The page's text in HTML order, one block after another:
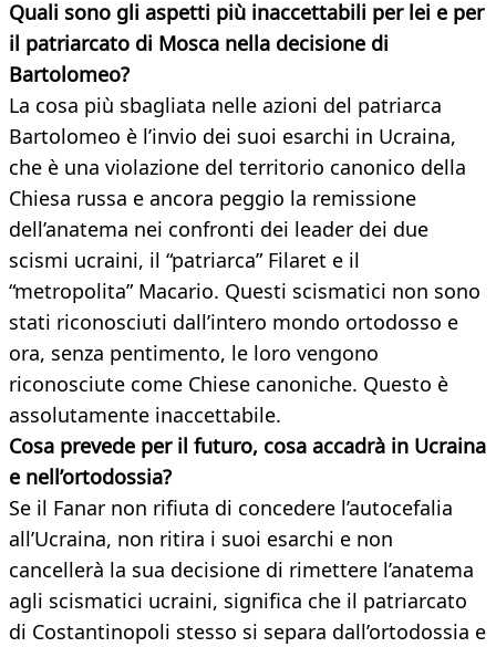
Quali sono gli aspetti più inaccettabili per lei e per
il patriarcato di Mosca nella decisione di
Bartolomeo?
La cosa più sbagliata nelle azioni del patriarca
Bartolomeo è l’invio dei suoi esarchi in Ucraina,
che è una violazione del territorio canonico della
Chiesa russa e ancora peggio la remissione
dell’anatema nei confronti dei leader dei due
scismi ucraini, il “patriarca” Filaret e il
“metropolita” Macario. Questi scismatici non sono
stati riconosciuti dall’intero mondo ortodosso e
ora, senza pentimento, le loro vengono
riconosciute come Chiese canoniche. Questo è
assolutamente inaccettabile.
Cosa prevede per il futuro, cosa accadrà in Ucraina
e nell’ortodossia?
Se il Fanar non rifiuta di concedere l’autocefalia
all’Ucraina, non ritira i suoi esarchi e non
cancellerà la sua decisione di rimettere l’anatema
agli scismatici ucraini, significa che il patriarcato
di Costantinopoli stesso si separa dall’ortodossia e